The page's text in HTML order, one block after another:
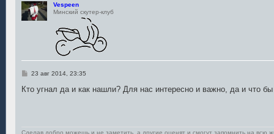
Vespeen
Минский скутер-клуб
С
о
е
23 авг 2014, 23:35
Кто угнал да и как нашли? Для нас интересно и важно, да и что
Сделав добро можешь и не заметить, а другие оценят и смогут запомнить на всю